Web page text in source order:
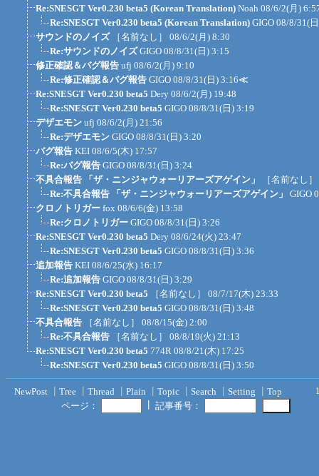
Re:SNESGT Ver0.230 beta5 (Korean Translation) Noah 08/6/2(月)
Re:SNESGT Ver0.230 beta5 (Korean Translation) GIGO 08/8/31(
サウンドのノイズ
［名前なし］
08/6/2(月) 8:30
Re:サウンドのノイズ GIGO 08/8/31(日) 3:15
修正確認＆バグ報告 ufj 08/6/2(月) 9:10
Re:修正確認＆バグ報告 GIGO 08/8/31(日) 3:16≪
Re:SNESGT Ver0.230 beta5 Dery 08/6/2(月) 19:48
Re:SNESGT Ver0.230 beta5 GIGO 08/8/31(日) 3:19
デザエモン ufj 08/6/2(月) 21:56
Re:デザエモン GIGO 08/8/31(日) 3:20
バグ報告 KEI 08/6/5(木) 17:57
Re:バグ報告 GIGO 08/8/31(日) 3:24
不具合報告 「ザ・ニンジャウォーリアーズアゲイン」
［名前なし］
Re:不具合報告 「ザ・ニンジャウォーリアーズアゲイン」
GIGO
クロノトリガー fox 08/6/6(金) 13:58
Re:クロノトリガー GIGO 08/8/31(日) 3:26
Re:SNESGT Ver0.230 beta5 Dery 08/6/24(火) 23:47
Re:SNESGT Ver0.230 beta5 GIGO 08/8/31(日) 3:36
追加報告 KEI 08/6/25(水) 16:17
Re:追加報告 GIGO 08/8/31(日) 3:29
Re:SNESGT Ver0.230 beta5
［名前なし］
08/7/17(木) 23:33
Re:SNESGT Ver0.230 beta5 GIGO 08/8/31(日) 3:48
不具合報告
［名前なし］
08/8/15(金) 2:00
Re:不具合報告
［名前なし］
08/8/19(火) 21:13
Re:SNESGT Ver0.230 beta5 774R 08/8/21(木) 17:25
Re:SNESGT Ver0.230 beta5 GIGO 08/8/31(日) 3:50
NewPost Tree Thread Plain Topic Search Setting Top
ページ：
記事番号：